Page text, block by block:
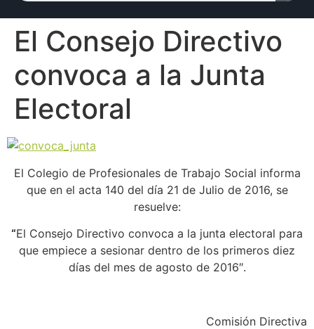
El Consejo Directivo
convoca a la Junta
Electoral
El Colegio de Profesionales de Trabajo Social informa
que en el acta 140 del día 21 de Julio de 2016, se
resuelve:
“El Consejo Directivo convoca a la junta electoral para
que empiece a sesionar dentro de los primeros diez
días del mes de agosto de 2016″.
Comisión Directiva